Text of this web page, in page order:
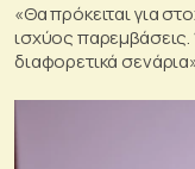
«Θα πρόκειται για
ισχύος
διαφορετικά